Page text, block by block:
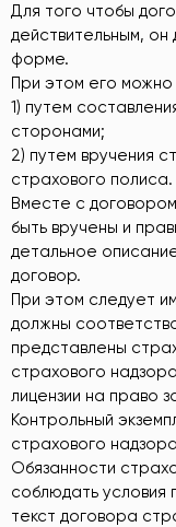
Для того чтобы
действительным, он
форме.
При этом его
1) путем
сторонами;
2) путем вручения
страхового полиса.
Вместе с
быть вручены и
детальное
договор.
При этом следует
должны
представлены
страхового
лицензии на право
Контрольный
страхового
Обязанности
соблюдать условия
текст договора